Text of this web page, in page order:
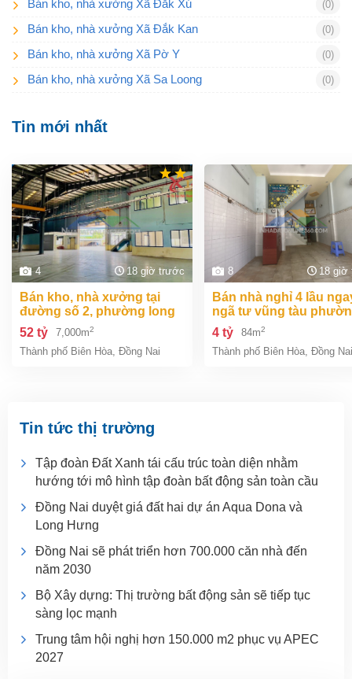
Bán kho, nhà xưởng Xã Đắk Xú (0)
Bán kho, nhà xưởng Xã Đắk Kan (0)
Bán kho, nhà xưởng Xã Pờ Y (0)
Bán kho, nhà xưởng Xã Sa Loong (0)
Tin mới nhất
4 18 giờ trước
bán kho, nhà xưởng tại
đường số 2, phường long
bình, thành phố biên hòa,
đồng nai giá 52 tỷ
52 tỷ 7,000m2
Thành phố Biên Hòa, Đồng Nai
8 18 giờ
bán nhà nghỉ 4 lầu ngay
ngã tư vũng tàu
an bình biên hòa đồng
giá chỉ 4 tỷ
4 tỷ 84m2
Thành phố Biên Hòa, Đồng Nai
Tin tức thị trường
Tập đoàn Đất Xanh tái cấu trúc toàn diện nhằm
hướng tới mô hình tập đoàn bất động sản toàn cầu
Đồng Nai duyệt giá đất hai dự án Aqua Dona và
Long Hưng
Đồng Nai sẽ phát triển hơn 700.000 căn nhà đến
năm 2030
Bộ Xây dựng: Thị trường bất động sản sẽ tiếp tục
sàng lọc mạnh
Trung tâm hội nghị hơn 150.000 m2 phục vụ APEC
2027